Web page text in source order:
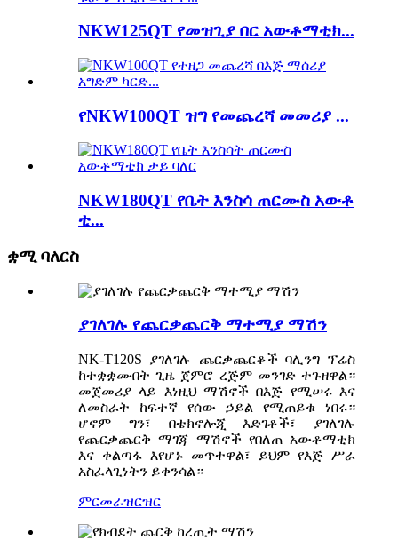
NKW125QT የመዝጊያ በር አውቶማቲክ...
የNKW100QT ዝግ የመጨረሻ መመሪያ ...
NKW180QT የቤት እንስሳ ጠርሙስ አውቶ
ቲ...
ቋሚ ባለርስ
ያገለገሉ የጨርቃጨርቅ ማተሚያ ማሽን
NK-T120S ያገለገሉ ጨርቃጨርቆች ባሊንግ ፕሬስ
ከተቋቋሙበት ጊዜ ጀምሮ ረጅም መንገድ ተጉዘዋል።
መጀመሪያ ላይ እነዚህ ማሽኖች በእጅ የሚሠሩ እና
ለመስራት ከፍተኛ የሰው ኃይል የሚጠይቁ ነበሩ።
ሆኖም ግን፣ በቴክኖሎጂ እድገቶች፣ ያገለገሉ
የጨርቃጨርቅ ማገጃ ማሽኖች የበለጠ አውቶማቲክ
እና ቀልጣፋ እየሆኑ መጥተዋል፣ ይህም የእጅ ሥራ
አስፈላጊነትን ይቀንሳል።
ምርመራዝርዝር